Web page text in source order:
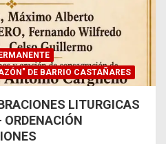
DE BARRIO CASTAÑARES
LITURGICAS